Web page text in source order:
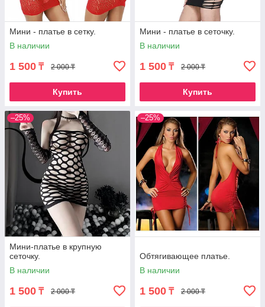
Мини - платье в сетку.
В наличии
1 500 ₸ 2 000 ₸
Купить
Мини - платье в сеточку.
В наличии
1 500 ₸ 2 000 ₸
Купить
–25%
Мини-платье в крупную
сеточку.
В наличии
1 500 ₸ 2 000 ₸
–25%
Обтягивающее платье.
В наличии
1 500 ₸ 2 000 ₸